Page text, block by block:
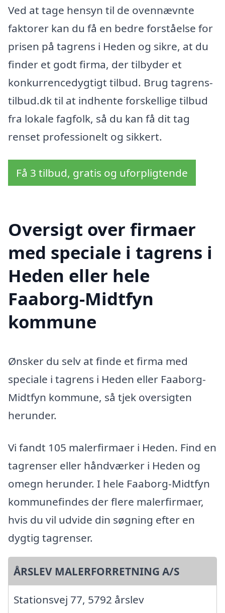
Ved at tage hensyn til de ovennævnte
faktorer kan du få en bedre forståelse for
prisen på tagrens i Heden og sikre, at du
finder et godt firma, der tilbyder et
konkurrencedygtigt tilbud. Brug tagrens-
tilbud.dk til at indhente forskellige tilbud
fra lokale fagfolk, så du kan få dit tag
renset professionelt og sikkert.
Få 3 tilbud, gratis og uforpligtende
Oversigt over firmaer
med speciale i tagrens i
Heden eller hele
Faaborg-Midtfyn
kommune
Ønsker du selv at finde et firma med
speciale i tagrens i Heden eller Faaborg-
Midtfyn kommune, så tjek oversigten
herunder.
Vi fandt 105 malerfirmaer i Heden. Find en
tagrenser eller håndværker i Heden og
omegn herunder. I hele Faaborg-Midtfyn
kommunefindes der flere malerfirmaer,
hvis du vil udvide din søgning efter en
dygtig tagrenser.
ÅRSLEV MALERFORRETNING A/S
Stationsvej 77, 5792 årslev